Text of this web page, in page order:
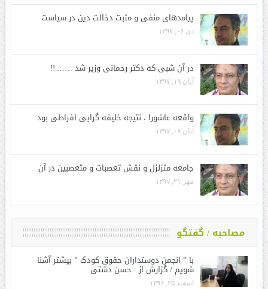
پیامدهای منفی و مثبت دخالت دین در سیاست
دی ۰۶, ۱۳۹۷
در آن شبی که دکتر رحمانی وزیر شد …….!!
آبان ۱۹, ۱۳۹۷
واقعه عاشورا ، نتیجه خلیفه گرایی افراطی بود
آبان ۰۸, ۱۳۹۷
جامعه متزلزل و نقش تعصبات و متعصبین در آن
مهر ۲۱, ۱۳۹۷
مصاحبه / گفتگو
با ” انجمن دوستداران حقوق کودک ” بیشتر آشنا
شویم / گزارش از : حسن دشتی
اسفند ۲۵, ۱۳۹۶